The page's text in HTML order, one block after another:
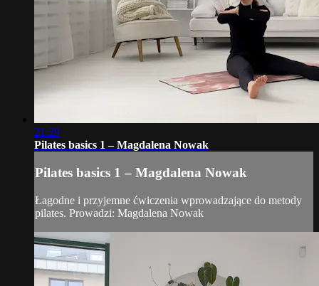
21:29
Pilates basics 1 – Magdalena Nowak
Pilates basics 1 – Magdalena Nowak
Łagodne i przyjemne ćwiczenia wprowadzające do metody
pilates. Prowadzi: Magdalena Nowak